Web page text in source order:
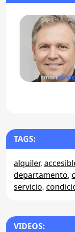
TAGS:
alquiler,
departamento,
servicio,
VIDEOS: